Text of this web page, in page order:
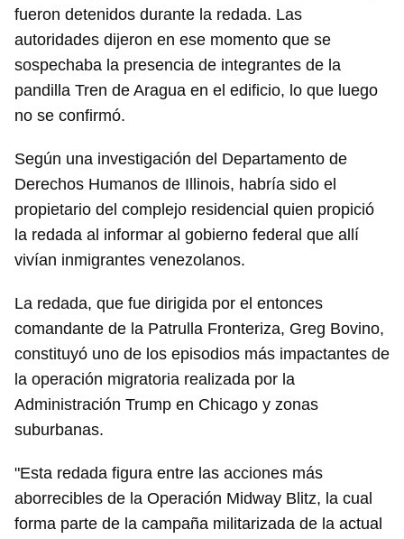
fueron detenidos durante la redada. Las
autoridades dijeron en ese momento que se
sospechaba la presencia de integrantes de la
pandilla Tren de Aragua en el edificio, lo que luego
no se confirmó.
Según una investigación del Departamento de
Derechos Humanos de Illinois, habría sido el
propietario del complejo residencial quien propició
la redada al informar al gobierno federal que allí
vivían inmigrantes venezolanos.
La redada, que fue dirigida por el entonces
comandante de la Patrulla Fronteriza, Greg Bovino,
constituyó uno de los episodios más impactantes de
la operación migratoria realizada por la
Administración Trump en Chicago y zonas
suburbanas.
"Esta redada figura entre las acciones más
aborrecibles de la Operación Midway Blitz, la cual
forma parte de la campaña militarizada de la actual